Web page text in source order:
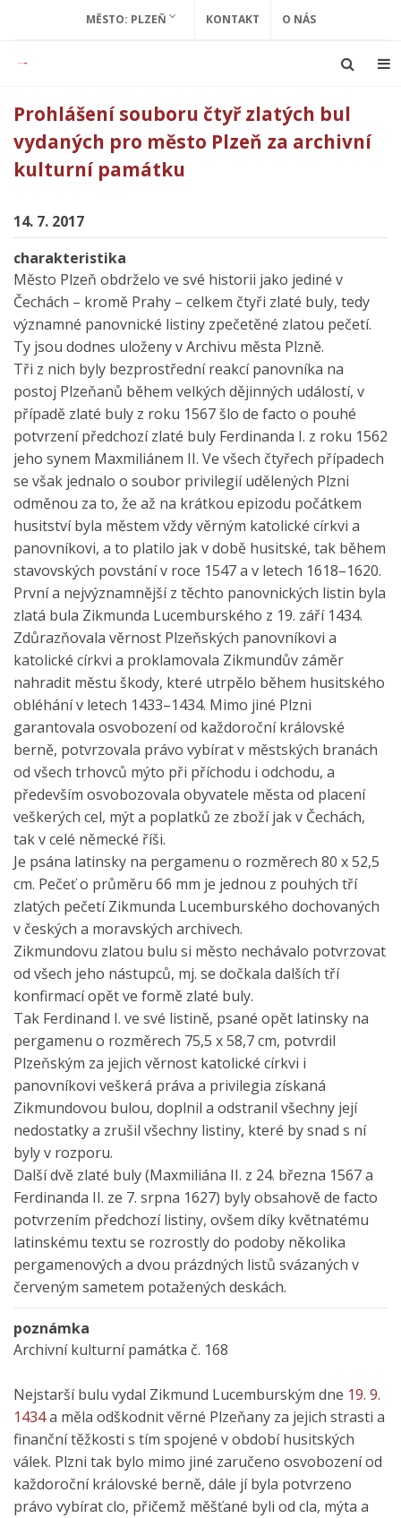
MĚSTO: PLZEŇ KONTAKT O NÁS
Prohlášení souboru čtyř zlatých bul
vydaných pro město Plzeň za archivní
kulturní památku
14. 7. 2017
charakteristika
Město Plzeň obdrželo ve své historii jako jediné v
Čechách – kromě Prahy – celkem čtyři zlaté buly, tedy
významné panovnické listiny zpečetěné zlatou pečetí.
Ty jsou dodnes uloženy v Archivu města Plzně.
Tři z nich byly bezprostřední reakcí panovníka na
postoj Plzeňanů během velkých dějinných událostí, v
případě zlaté buly z roku 1567 šlo de facto o pouhé
potvrzení předchozí zlaté buly Ferdinanda I. z roku 1562
jeho synem Maxmiliánem II. Ve všech čtyřech případech
se však jednalo o soubor privilegií udělených Plzni
odměnou za to, že až na krátkou epizodu počátkem
husitství byla městem vždy věrným katolické církvi a
panovníkovi, a to platilo jak v době husitské, tak během
stavovských povstání v roce 1547 a v letech 1618–1620.
První a nejvýznamnější z těchto panovnických listin byla
zlatá bula Zikmunda Lucemburského z 19. září 1434.
Zdůrazňovala věrnost Plzeňských panovníkovi a
katolické církvi a proklamovala Zikmundův záměr
nahradit městu škody, které utrpělo během husitského
obléhání v letech 1433–1434. Mimo jiné Plzni
garantovala osvobození od každoroční královské
berně, potvrzovala právo vybírat v městských branách
od všech trhovců mýto při příchodu i odchodu, a
především osvobozovala obyvatele města od placení
veškerých cel, mýt a poplatků ze zboží jak v Čechách,
tak v celé německé říši.
Je psána latinsky na pergamenu o rozměrech 80 x 52,5
cm. Pečeť o průměru 66 mm je jednou z pouhých tří
zlatých pečetí Zikmunda Lucemburského dochovaných
v českých a moravských archivech.
Zikmundovu zlatou bulu si město nechávalo potvrzovat
od všech jeho nástupců, mj. se dočkala dalších tří
konfirmací opět ve formě zlaté buly.
Tak Ferdinand I. ve své listině, psané opět latinsky na
pergamenu o rozměrech 75,5 x 58,7 cm, potvrdil
Plzeňským za jejich věrnost katolické církvi i
panovníkovi veškerá práva a privilegia získaná
Zikmundovou bulou, doplnil a odstranil všechny její
nedostatky a zrušil všechny listiny, které by snad s ní
byly v rozporu.
Další dvě zlaté buly (Maxmiliána II. z 24. března 1567 a
Ferdinanda II. ze 7. srpna 1627) byly obsahově de facto
potvrzením předchozí listiny, ovšem díky květnatému
latinskému textu se rozrostly do podoby několika
pergamenových a dvou prázdných listů svázaných v
červeným sametem potažených deskách.
poznámka
Archivní kulturní památka č. 168
Nejstarší bulu vydal Zikmund Lucemburským dne 19. 9.
1434a měla odškodnit věrné Plzeňany za jejich strasti a
finanční těžkosti s tím spojené v období husitských
válek. Plzni tak bylo mimo jiné zaručeno osvobození od
každoroční královské berně, dále jí byla potvrzeno
právo vybírat clo, přičemž měšťané byli od cla, mýta a